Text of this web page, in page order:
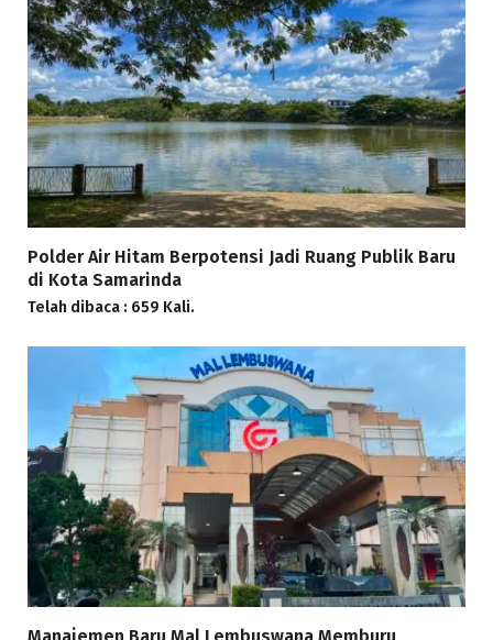
Polder Air Hitam Berpotensi Jadi Ruang Publik Baru
di Kota Samarinda
Telah dibaca : 659 Kali.
Manajemen Baru Mal Lembuswana Memburu